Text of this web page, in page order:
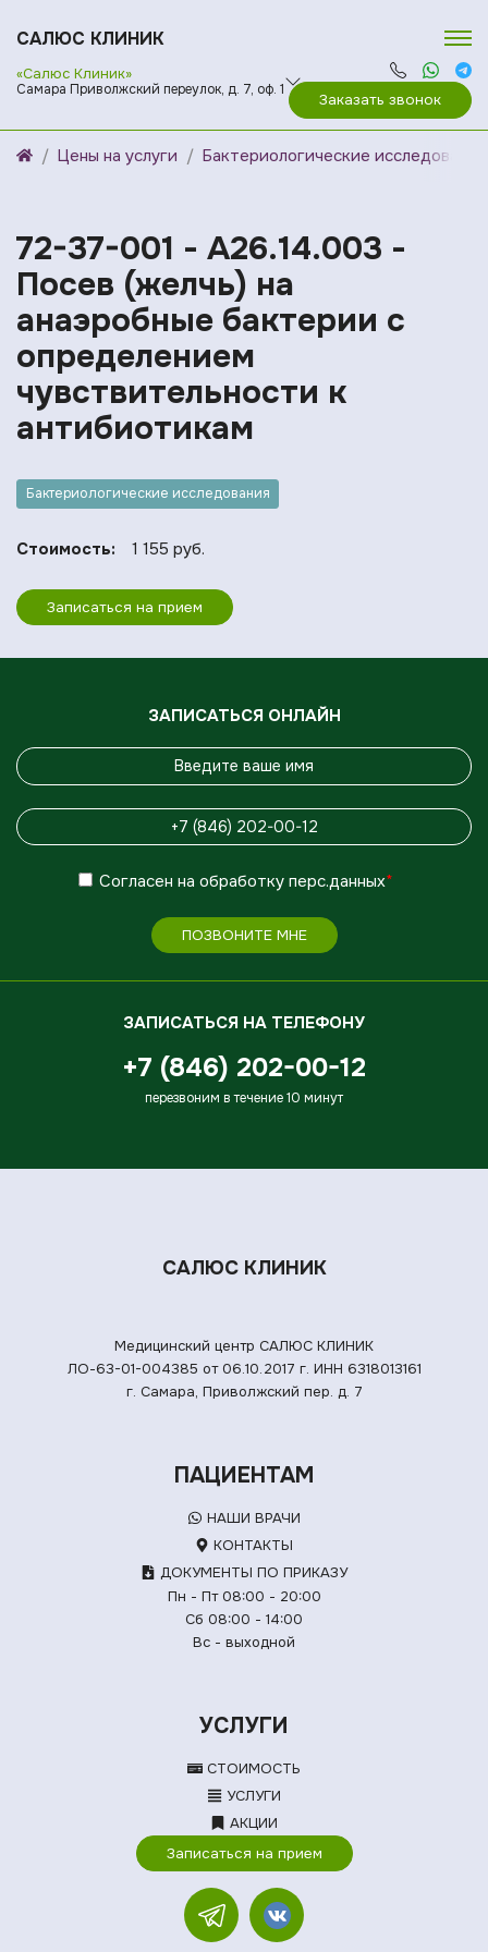
САЛЮС КЛИНИК
«Салюс Клиник»
Самара Приволжский переулок, д. 7, оф. 1
Заказать звонок
Цены на услуги Бактериологические исследования
72-37-001 - A26.14.003 -
Посев (желчь) на
анаэробные бактерии с
определением
чувствительности к
антибиотикам
Бактериологические исследования
Стоимость: 1 155 руб.
Записаться на прием
ЗАПИСАТЬСЯ ОНЛАЙН
Согласен на обработку перс.данных*
ПОЗВОНИТЕ МНЕ
ЗАПИСАТЬСЯ НА ТЕЛЕФОНУ
+7 (846) 202-00-12
перезвоним в течение 10 минут
САЛЮС КЛИНИК
Медицинский центр САЛЮС КЛИНИК
ЛО-63-01-004385 от 06.10.2017 г. ИНН 6318013161
г. Самара, Приволжский пер. д. 7
ПАЦИЕНТАМ
НАШИ ВРАЧИ
КОНТАКТЫ
ДОКУМЕНТЫ ПО ПРИКАЗУ
Пн - Пт 08:00 - 20:00
Сб 08:00 - 14:00
Вс - выходной
УСЛУГИ
СТОИМОСТЬ
УСЛУГИ
АКЦИИ
Записаться на прием